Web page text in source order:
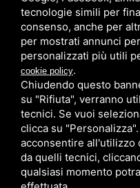
PRIVACY SITEMAP/
RECAPTCHA V3,PRIVACY
tecnologie simili per
consenso, anche per
per mostrati annunci
personalizzati più utili
cookie policy.
Chiudendo questo
su "Rifiuta", verranno
tecnici. Se vuoi
clicca su
acconsentire all'utilizzo
da quelli tecnici,
qualsiasi momento